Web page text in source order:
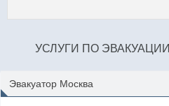
УСЛУГИ ПО ЭВАКУАЦИИ
Эвакуатор Москва